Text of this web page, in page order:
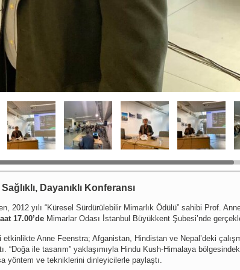
Dayanıklı Konferansı
yılı “Küresel Sürdürülebilir Mimarlık Ödülü” sahibi Prof.
17.00’de Mimarlar Odası İstanbul Büyükkent Şubesi’nde
Anne Feenstra; Afganistan, Hindistan ve Nepal’deki
ile tasarım” yaklaşımıyla Hindu Kush-Himalaya
yöntem ve tekniklerini dinleyicilerle paylaştı.